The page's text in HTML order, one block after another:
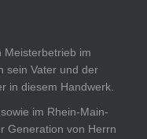
Meisterbetrieb im
sein Vater und der
in diesem Handwerk.
im Rhein-Main-
Generation von Herrn